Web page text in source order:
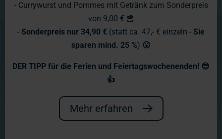
Wochenberichte 2019
und starteten in ein neues Abenteuer:
- Currywurst und Pommes mit Getränk zum Sonderpreis
von 9,00 € 🍟
- Sonderpreis nur 34,90 € (statt ca. 47,- € einzeln - Sie
sparen mind. 25 %) 😮
DER TIPP für die Ferien und Feiertagswochenenden! 😎
👍
Mehr erfahren